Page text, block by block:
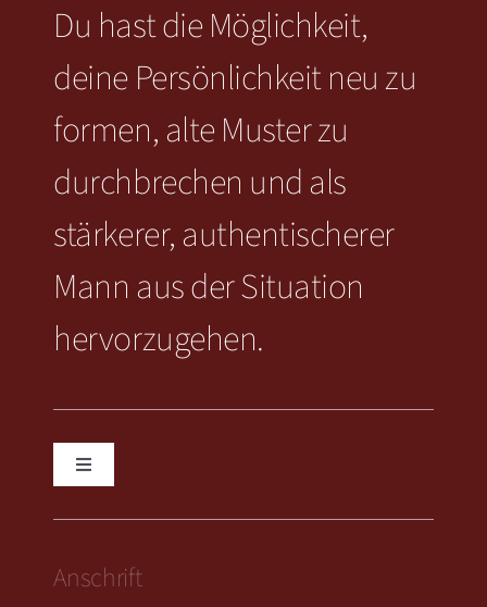
Du hast die Möglichkeit,
deine Persönlichkeit neu zu
formen, alte Muster zu
durchbrechen und als
stärkerer, authentischerer
Mann aus der Situation
hervorzugehen.
Toggle
KONTAKT
IMPRESSUM
Anschrift